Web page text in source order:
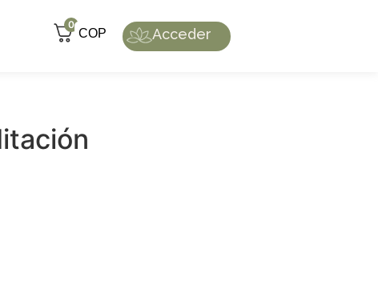
0
COP Acceder